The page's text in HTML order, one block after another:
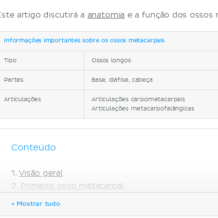
artigo discutirá a anatomia e a função dos ossos
Informações importantes sobre os ossos metacarpais
Tipo Ossos longos
Partes Base, diáfise, cabeça
Articulações
Articulações carpometacarpais
Articulações metacarpofalângicas
Conteúdo
Visão geral
Primeiro osso metacarpal
+ Mostrar tudo